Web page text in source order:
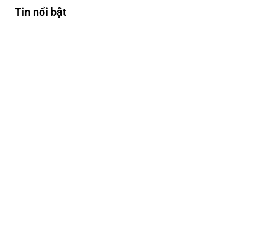
Tin nổi bật